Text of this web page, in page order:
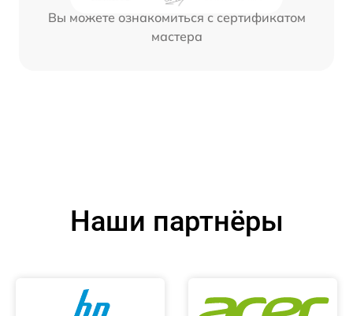
Вы можете ознакомиться с сертификатом
мастера
Наши партнёры